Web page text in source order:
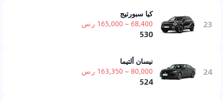
23
كيا سبورتيج
68,400 ~ 165,000 ر.س
530
24
نيسان ألتيما
80,000 ~ 163,350 ر.س
524